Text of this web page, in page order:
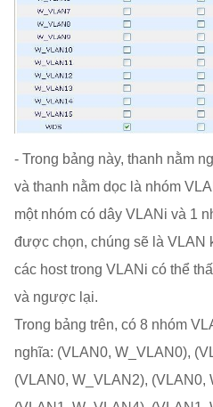
- Trong bảng này, thanh nằm
và thanh nằm dọc là nhóm
một nhóm có dây VLANi và 1
được chọn, chúng sẽ là VLAN
các host trong VLANi có thể
và ngược lại.
Trong bảng trên, có 8 nhóm
nghĩa: (VLAN0, W_VLAN0),
(VLAN0, W_VLAN2), (VLAN0,